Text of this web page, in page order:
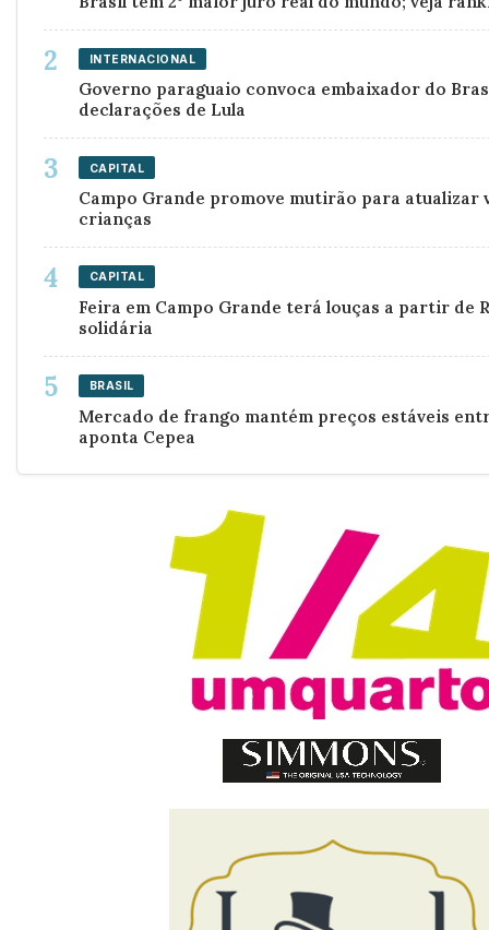
INTERNACIONAL
Governo paraguaio convoca embaixador do
declarações de Lula
CAPITAL
Campo Grande promove mutirão para atualizar
crianças
CAPITAL
Feira em Campo Grande terá louças a partir de
solidária
BRASIL
Mercado de frango mantém preços estáveis
aponta Cepea